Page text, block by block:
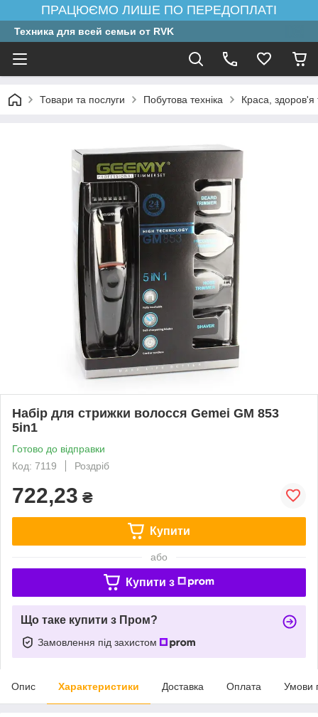
ПРАЦЮЄМО ЛИШЕ ПО ПЕРЕДОПЛАТІ
Техника для всей семьи от RVK
Товари та послуги Побутова техніка Краса, здоров'я
Набір для стрижки волосся Gemei GM 853
5in1
Готово до відправки
Код: 7119
Роздріб
722,23 ₴
Купити
або
Купити з
Що таке купити з Пром?
Замовлення під захистом
Опис Характеристики Доставка Оплата Умови